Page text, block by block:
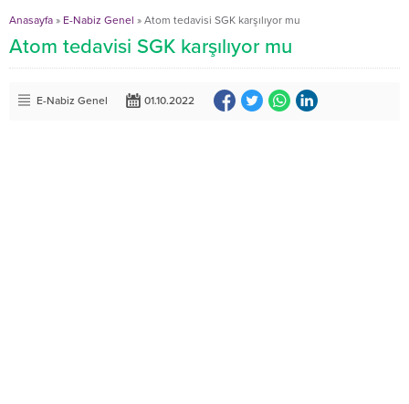
Anasayfa » E-Nabiz Genel » Atom tedavisi SGK karşılıyor mu
Atom tedavisi SGK karşılıyor mu
E-Nabiz Genel 01.10.2022